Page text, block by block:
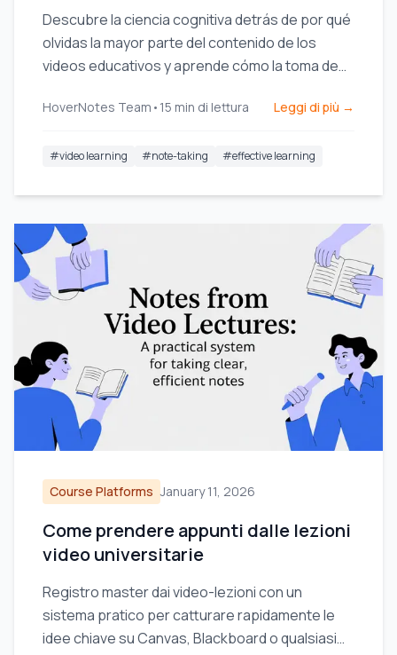
Descubre la ciencia cognitiva detrás de por qué
olvidas la mayor parte del contenido de los
videos educativos y aprende cómo la toma de
retención.
HoverNotes Team • 15 min di lettura Leggi di più →
#video learning #note-taking #effective learning
Course Platforms January 11, 2026
Come prendere appunti dalle lezioni
video universitarie
Registro master dai video-lezioni con un
sistema pratico per catturare rapidamente le
idee chiave su Canvas, Blackboard o qualsiasi